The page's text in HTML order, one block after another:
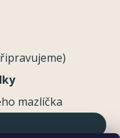
mazlíčka